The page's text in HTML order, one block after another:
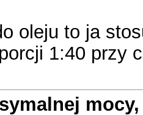
oleju to ja
1:40 przy